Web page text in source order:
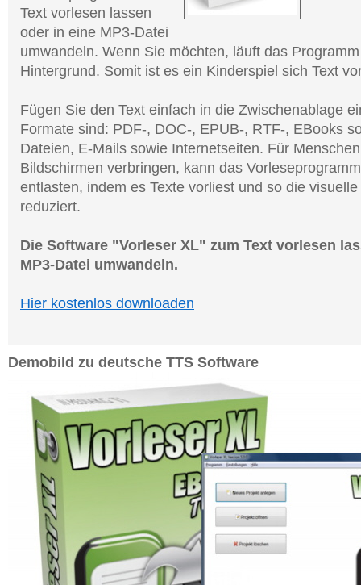
Text vorlesen lassen
oder in eine MP3-Datei
umwandeln. Wenn Sie möchten, läuft das
Hintergrund. Somit ist es ein Kinderspiel sich Text
Fügen Sie den Text einfach in die Zwischenablage
Formate sind: PDF-, DOC-, EPUB-, RTF-, EBooks
Dateien, E-Mails sowie Internetseiten. Für
Bildschirmen verbringen, kann das
entlasten, indem es Texte vorliest und so die
reduziert.
Die Software "Vorleser XL" zum Text vorlesen
MP3-Datei umwandeln.
Hier kostenlos downloaden
Demobild zu deutsche TTS Software